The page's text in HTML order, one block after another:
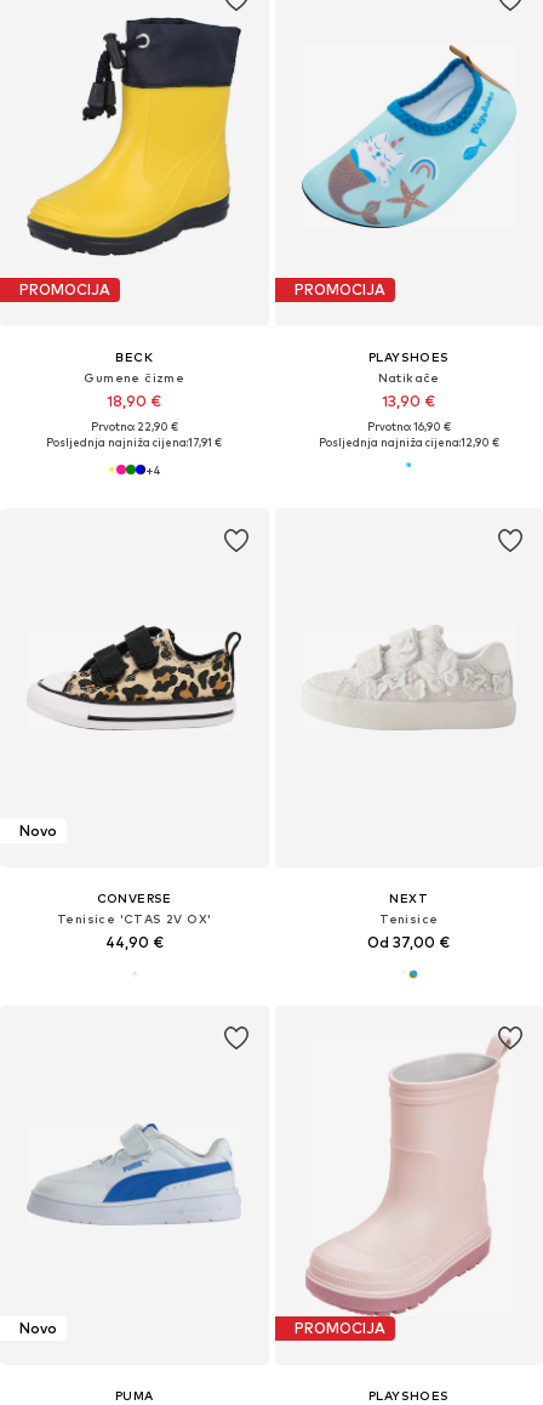
PROMOCIJA
BECK
Gumene čizme
18,90 €
Prvotno: 22,90 €
Posljednja najniža cijena:17,91 €
+4
PROMOCIJA
PLAYSHOES
Natikače
13,90 €
Prvotno: 16,90 €
Posljednja najniža cijena:12,90 €
Novo
CONVERSE
Tenisice 'CTAS 2V OX'
44,90 €
NEXT
Tenisice
Od 37,00 €
Novo
PUMA
PROMOCIJA
PLAYSHOES